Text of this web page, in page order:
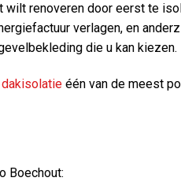
wilt renoveren door eerst te
verlagen, en
die u kan kiezen.
dakisolatie één van de meest
Boechout: